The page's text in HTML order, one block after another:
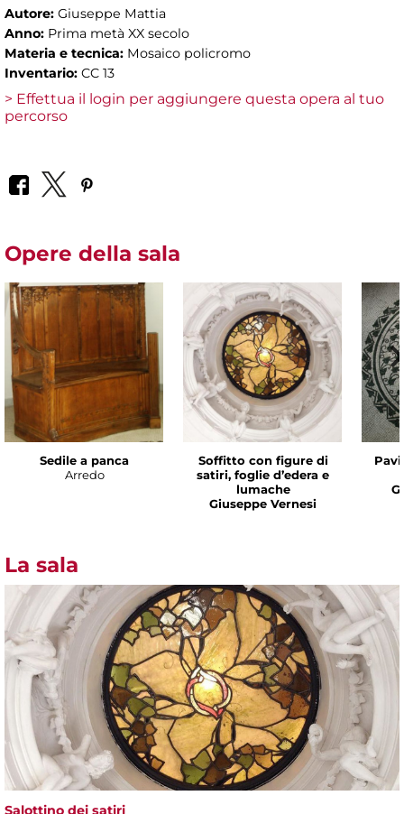
Autore: Giuseppe Mattia
Anno: Prima metà XX secolo
Materia e tecnica: Mosaico policromo
Inventario: CC 13
> Effettua il login per aggiungere questa opera al tuo
percorso
Opere della sala
Sedile a panca
Arredo
Soffitto con figure di
satiri, foglie d’edera e
lumache
Giuseppe Vernesi
La sala
Salottino dei satiri